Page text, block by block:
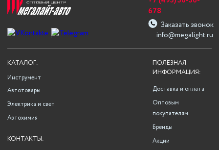
info@megalight.ru
678
Заказать звонок
ПОЛЕЗНАЯ
ИНФОРМАЦИЯ:
Доставка и оплата
Оптовым
покупателям
Бренды
Акции
КАТАЛОГ:
Инструмент
Автотовары
Электрика и свет
Автохимия
КОНТАКТЫ: